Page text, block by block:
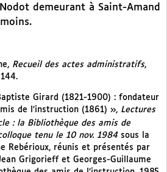
demeurant à Saint-Amand
Recueil des actes administratifs,
Girard (1821-1900) : fondateur
de l’instruction (1861) », Lectures
: la Bibliothèque des amis de
tenu le 10 nov. 1984 sous la
Rebérioux, réunis et présentés par
Grigorieff et Georges-Guillaume